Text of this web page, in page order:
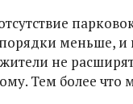
меньше, и
не
Тем более что